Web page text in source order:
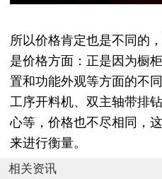
所以价格肯定也是不同的
是价格方面：正是因为橱
置和功能外观等方面的不
工序开料机、双主轴带排
心等，价格也不尽相同，
来进行衡量。
相关资讯